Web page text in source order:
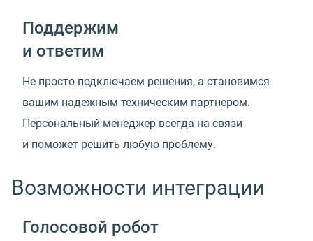
Поддержим
и ответим
Не просто подключаем решения, а становимся
вашим надежным техническим партнером.
Персональный менеджер всегда на связи
и поможет решить любую проблему.
Возможности интеграции
Голосовой робот